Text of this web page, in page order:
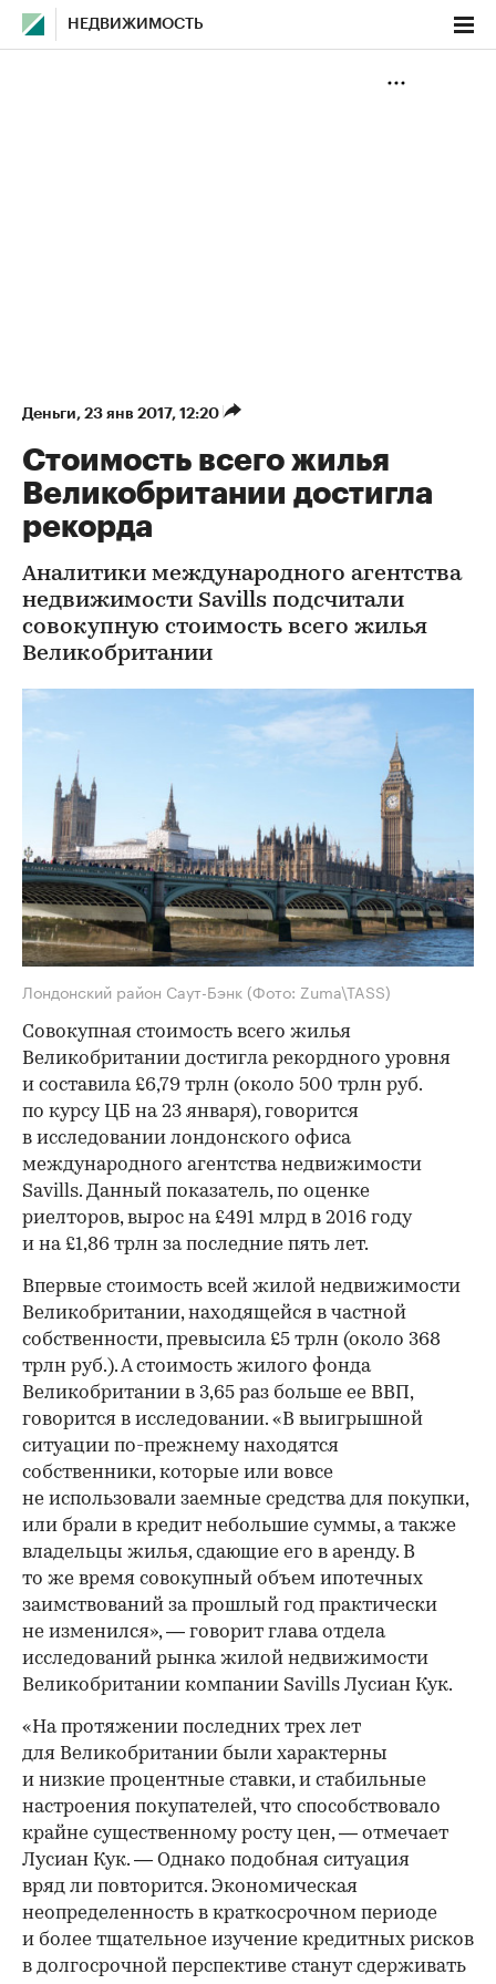
НЕДВИЖИМОСТЬ
Деньги⁠, 23 янв 2017, 12:20
Стоимость всего жилья
Великобритании достигла
рекорда
Аналитики международного агентства
недвижимости Savills подсчитали
совокупную стоимость всего жилья
Великобритании
Лондонский район Саут-Бэнк (Фото: Zuma\TASS)
Совокупная стоимость всего жилья
Великобритании достигла рекордного уровня
и составила £6,79 трлн (около 500 трлн руб.
по курсу ЦБ на 23 января), говорится
в исследовании лондонского офиса
международного агентства недвижимости
Savills. Данный показатель, по оценке
риелторов, вырос на £491 млрд в 2016 году
и на £1,86 трлн за последние пять лет.
Впервые стоимость всей жилой недвижимости
Великобритании, находящейся в частной
собственности, превысила £5 трлн (около 368
трлн руб.). А стоимость жилого фонда
Великобритании в 3,65 раз больше ее ВВП,
говорится в исследовании. «В выигрышной
ситуации по-прежнему находятся
собственники, которые или вовсе
не использовали заемные средства для покупки,
или брали в кредит небольшие суммы, а также
владельцы жилья, сдающие его в аренду. В
то же время совокупный объем ипотечных
заимствований за прошлый год практически
не изменился», — говорит глава отдела
исследований рынка жилой недвижимости
Великобритании компании Savills Лусиан Кук.
«На протяжении последних трех лет
для Великобритании были характерны
и низкие процентные ставки, и стабильные
настроения покупателей, что способствовало
крайне существенному росту цен, — отмечает
Лусиан Кук. — Однако подобная ситуация
вряд ли повторится. Экономическая
неопределенность в краткосрочном периоде
и более тщательное изучение кредитных рисков
в долгосрочной перспективе станут сдерживать